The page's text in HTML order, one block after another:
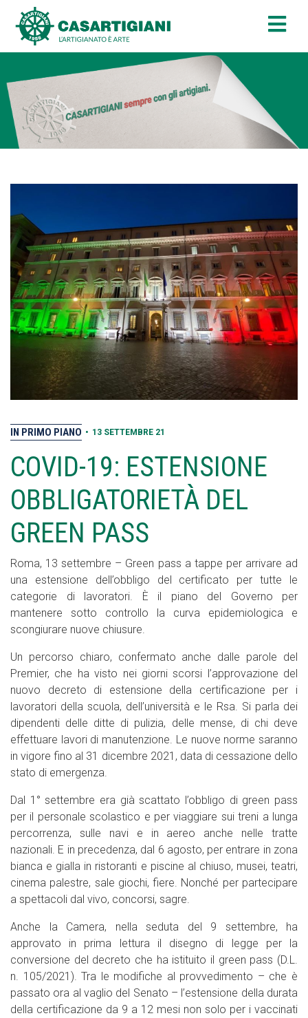
IN PRIMO PIANO • 13 SETTEMBRE 21
COVID-19: ESTENSIONE
OBBLIGATORIETÀ DEL
GREEN PASS
Roma, 13 settembre – Green pass a tappe per arrivare ad
una estensione dell’obbligo del certificato per tutte le
categorie di lavoratori. È il piano del Governo per
mantenere sotto controllo la curva epidemiologica e
scongiurare nuove chiusure.
Un percorso chiaro, confermato anche dalle parole del
Premier, che ha visto nei giorni scorsi l’approvazione del
nuovo decreto di estensione della certificazione per i
lavoratori della scuola, dell’università e le Rsa. Si parla dei
dipendenti delle ditte di pulizia, delle mense, di chi deve
effettuare lavori di manutenzione. Le nuove norme saranno
in vigore fino al 31 dicembre 2021, data di cessazione dello
stato di emergenza.
Dal 1° settembre era già scattato l’obbligo di green pass
per il personale scolastico e per viaggiare sui treni a lunga
percorrenza, sulle navi e in aereo anche nelle tratte
nazionali. E in precedenza, dal 6 agosto, per entrare in zona
bianca e gialla in ristoranti e piscine al chiuso, musei, teatri,
cinema palestre, sale giochi, fiere. Nonché per partecipare
a spettacoli dal vivo, concorsi, sagre.
Anche la Camera, nella seduta del 9 settembre, ha
approvato in prima lettura il disegno di legge per la
conversione del decreto che ha istituito il green pass (D.L.
n. 105/2021). Tra le modifiche al provvedimento – che è
passato ora al vaglio del Senato – l’estensione della durata
della certificazione da 9 a 12 mesi non solo per i vaccinati